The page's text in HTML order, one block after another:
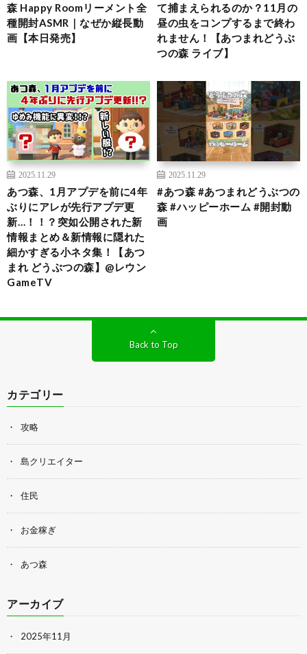
森 Happy Roomリーメント全
種開封ASMR｜なぜか縦長動
画【本日発売】
て捕まえられるのか？11月の
昼の虫をコンプするまで終わ
れません！【あつまれどうぶ
つの森 ライブ】
2025.11.29
あつ森、1月アプデを前に4年
ぶりにアレが先行アプデ更
新…！！？突如公開された新
情報まとめ＆新情報に隠れた
細かすぎる小ネタ集！【あつ
まれ どうぶつの森】@レウン
GameTV
2025.11.29
#あつ森 #あつまれどうぶつの
森 #ハッピーホーム #開封動
画
Back to Top
カテゴリー
攻略
島クリエイター
住民
お金稼ぎ
あつ森
アーカイブ
2025年11月